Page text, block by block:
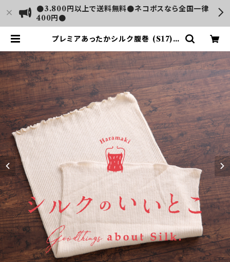
●3.800円以上で送料無料●ネコポスなら全国一律
400円●
プレミアあったかシルク腹巻 (S17) |